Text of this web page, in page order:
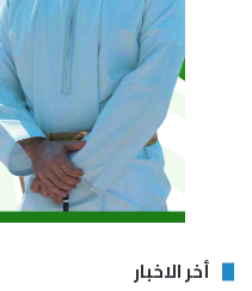
أخر الاخبار